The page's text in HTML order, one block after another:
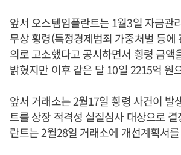
앞서 오스템임플란트는 1월3일 자금관
무상 횡령(특정경제범죄 가중처벌 등에
의로 고소했다고 공시하면서 횡령 금액
밝혔지만 이후 같은 달 10일 2215억 원
앞서 거래소는 2월17일 횡령 사건이 발
트를 상장 적격성 실질심사 대상으로
란트는 2월28일 거래소에 개선계획서